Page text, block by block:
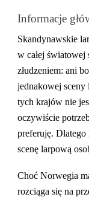
Informacje
Skandynawskie
w całej światowej
złudzeniem: ani
jednakowej sceny
tych krajów nie
oczywiście
preferuję.
scenę larpową
Choć Norwegia
rozciąga się na